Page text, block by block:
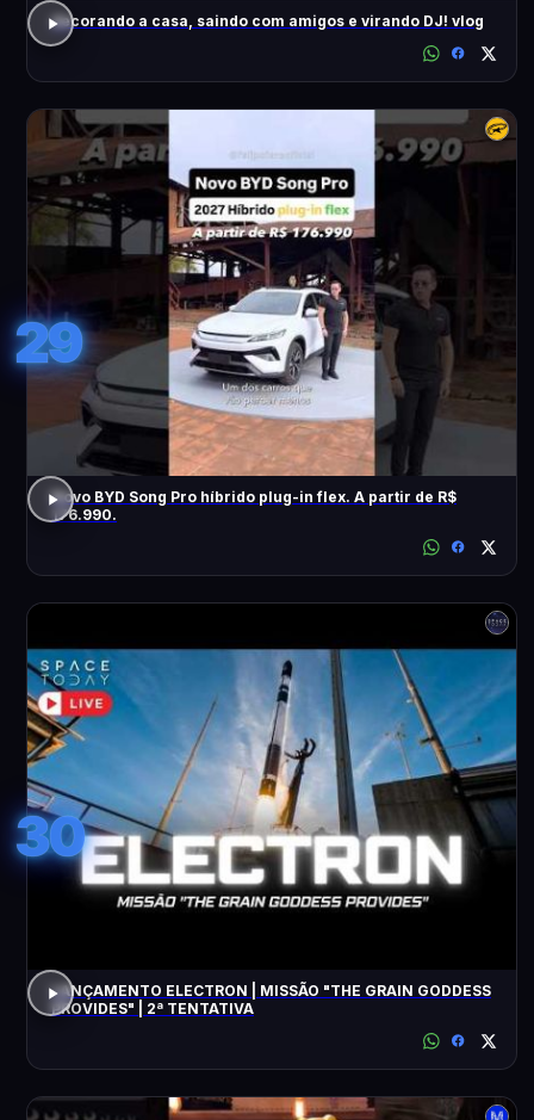
decorando a casa, saindo com amigos e virando DJ! vlog
29
Novo BYD Song Pro híbrido plug-in flex. A partir de R$
176.990.
30
LANÇAMENTO ELECTRON | MISSÃO "THE GRAIN GODDESS
PROVIDES" | 2ª TENTATIVA